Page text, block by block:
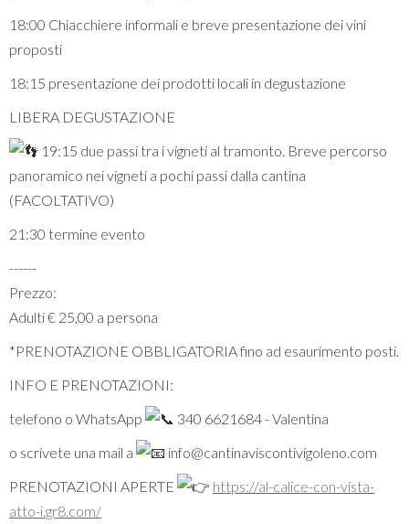
18:00 Chiacchiere informali e breve presentazione dei vini
proposti
18:15 presentazione dei prodotti locali in degustazione
LIBERA DEGUSTAZIONE
19:15 due passi tra i vigneti al tramonto. Breve percorso
panoramico nei vigneti a pochi passi dalla cantina
(FACOLTATIVO)
21:30 termine evento
------
Prezzo:
Adulti € 25,00 a persona
*PRENOTAZIONE OBBLIGATORIA fino ad esaurimento posti.
INFO E PRENOTAZIONI:
telefono o WhatsApp
340 6621684 - Valentina
o scrivete una mail a
info@cantinaviscontivigoleno.com
PRENOTAZIONI APERTE
https://al-calice-con-vista-
atto-i.gr8.com/